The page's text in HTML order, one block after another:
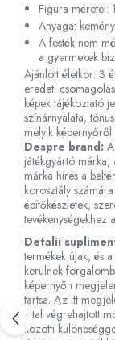
Kirakós játékok
Klasszikus kirakós
Formakirakós
Padlók kirakós
IQ kirakós
Baba játékok
Fürdőjátékok
Csörgők
Fogzási játékok
Érzékelést fejlesztő
Motoros játékok
Babamatracok
Válogató játékok
Zenélő játékok
Baba kirakósok
Figura méretei:
Anyaga:
A festék nem
a gyermekek
Ajánlott életkor: 3
eredeti
képek tájékoztató
színárnyalata,
melyik
Despre brand:
játékgyártó márka,
márka híres a
korosztály
építőkészletek,
tevékenységekhez
Detalii
termékek újak, és
kerülnek
képernyőn
tartsa. Az itt
által végrehajtott
közötti